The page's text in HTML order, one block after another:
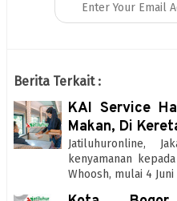
Berita Terkait :
KAI Service
Makan, Di
Jatiluhuronline,
kenyamanan
Whoosh, mulai 4